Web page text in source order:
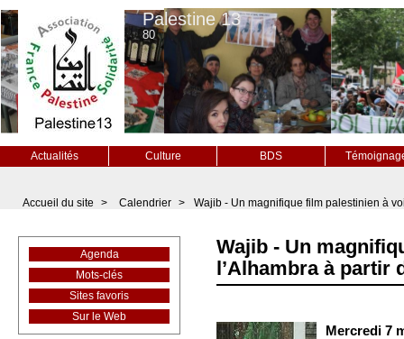
Palestine 13
80
Actualités Culture BDS
Accueil du site > Calendrier > Wajib - Un magnifique film palestinien à
Wajib - Un
l’Alhambra à partir
Mercredi 7
Agenda
Mots-clés
Sites favoris
Sur le Web